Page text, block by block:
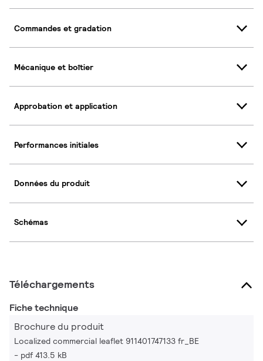
Commandes et gradation
Mécanique et boîtier
Approbation et application
Performances initiales
Données du produit
Schémas
Téléchargements
Fiche technique
Brochure du produit
Localized commercial leaflet 911401747133 fr_BE
pdf 413.5 kB